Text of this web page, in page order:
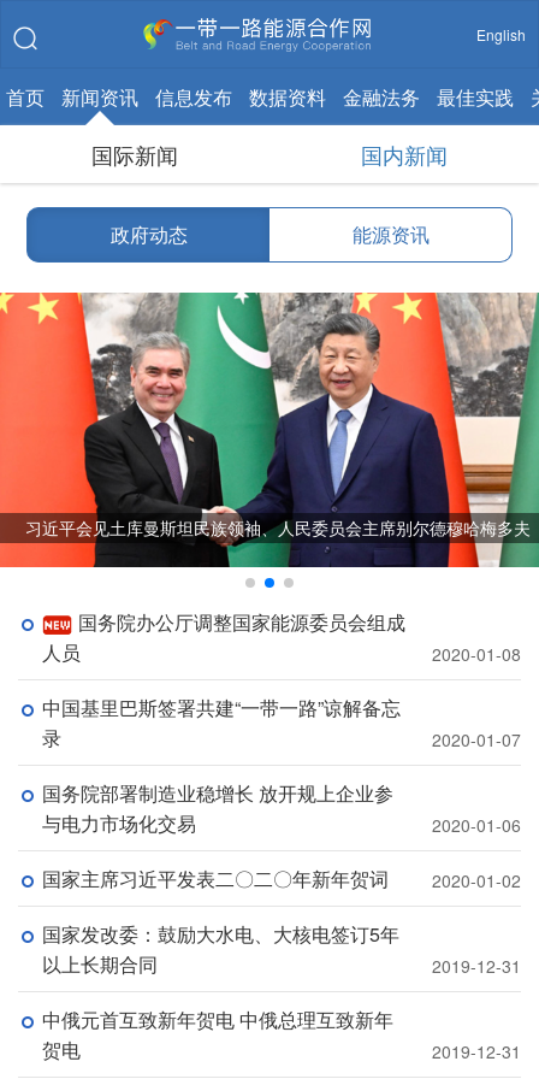
English
首页 新闻资讯 信息发布 数据资料 金融法务 最佳实践
国际新闻 国内新闻
政府动态 能源资讯
习近平会见土库曼斯坦民族领袖、人民委员会主席别尔德穆哈梅多夫
国务院办公厅调整国家能源委员会组成
人员
2020-01-08
中国基里巴斯签署共建“一带一路”谅解备忘
录
2020-01-07
国务院部署制造业稳增长 放开规上企业参
与电力市场化交易
2020-01-06
国家主席习近平发表二〇二〇年新年贺词 2020-01-02
国家发改委：鼓励大水电、大核电签订5年
以上长期合同
2019-12-31
中俄元首互致新年贺电 中俄总理互致新年
贺电
2019-12-31